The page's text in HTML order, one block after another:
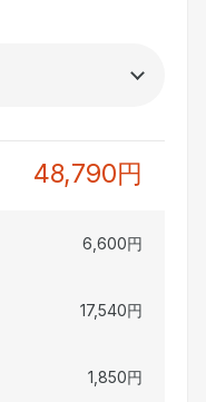
48,790円
6,600円
17,540円
1,850円